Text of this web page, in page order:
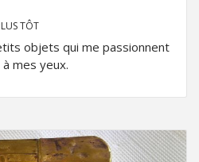
TÔT
objets qui me passionnent
mes yeux.